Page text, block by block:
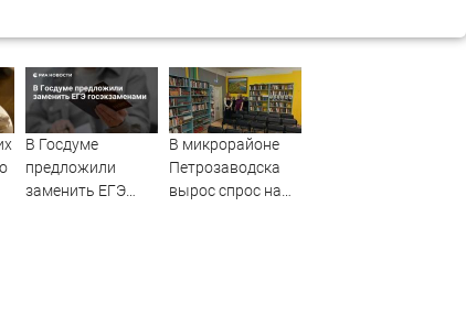
В Госдуме
предложили
заменить ЕГЭ
В микрорайоне
Петрозаводска
вырос спрос на